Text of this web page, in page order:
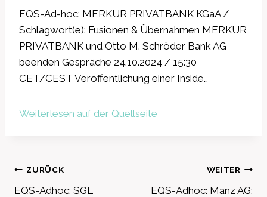
EQS-Ad-hoc: MERKUR PRIVATBANK KGaA /
Schlagwort(e): Fusionen & Übernahmen MERKUR
PRIVATBANK und Otto M. Schröder Bank AG
beenden Gespräche 24.10.2024 / 15:30
CET/CEST Veröffentlichung einer Inside…
Weiterlesen auf der Quellseite
Beitragsnavigation
ZURÜCK
EQS-Adhoc: SGL
WEITER
EQS-Adhoc: Manz AG: